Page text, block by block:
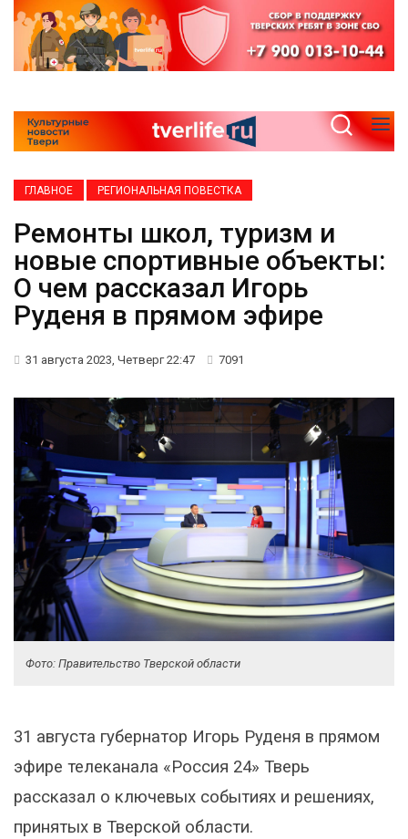
ГЛАВНОЕ РЕГИОНАЛЬНАЯ ПОВЕСТКА
Ремонты школ, туризм и
новые спортивные объекты:
О чем рассказал Игорь
Руденя в прямом эфире
31 августа 2023, Четверг 22:47 7091
Фото: Правительство Тверской области
31 августа губернатор Игорь Руденя в прямом
эфире телеканала «Россия 24» Тверь
рассказал о ключевых событиях и решениях,
принятых в Тверской области.